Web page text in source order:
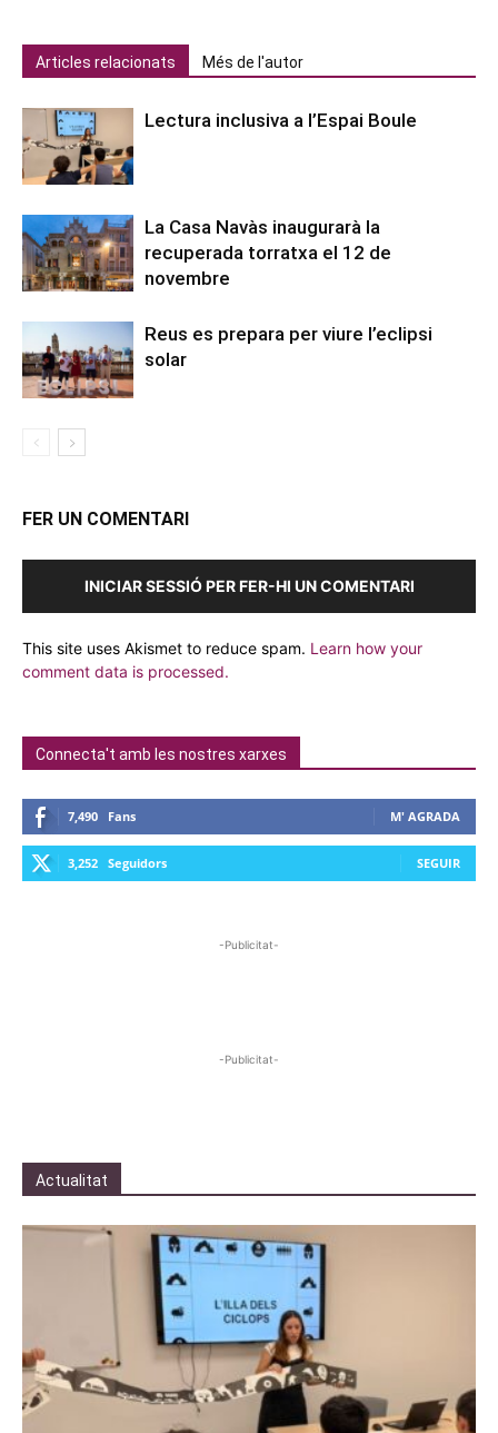
Articles relacionats Més de l'autor
Lectura inclusiva a l’Espai Boule
La Casa Navàs inaugurarà la
recuperada torratxa el 12 de
novembre
Reus es prepara per viure l’eclipsi
solar
FER UN COMENTARI
INICIAR SESSIÓ PER FER-HI UN COMENTARI
This site uses Akismet to reduce spam. Learn how your
comment data is processed.
Connecta't amb les nostres xarxes
7,490 Fans M' AGRADA
3,252 Seguidors SEGUIR
-Publicitat-
-Publicitat-
Actualitat